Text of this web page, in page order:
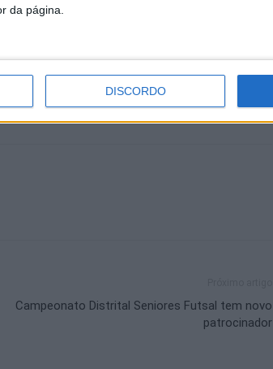
da página.
DISCORDO
Campeonato Distrital Seniores Futsal tem novo
patrocinador